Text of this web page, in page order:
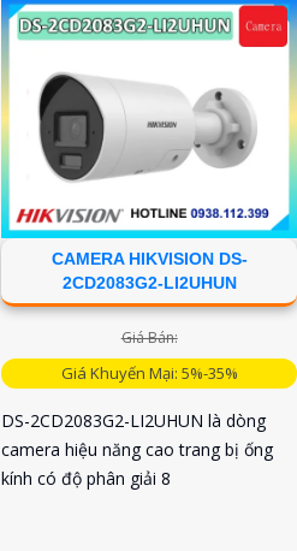
CAMERA HIKVISION DS-
2CD2083G2-LI2UHUN
Giá Bán:
Giá Khuyến Mại: 5%-35%
DS-2CD2083G2-LI2UHUN là dòng
camera hiệu năng cao trang bị ống
kính có độ phân giải 8